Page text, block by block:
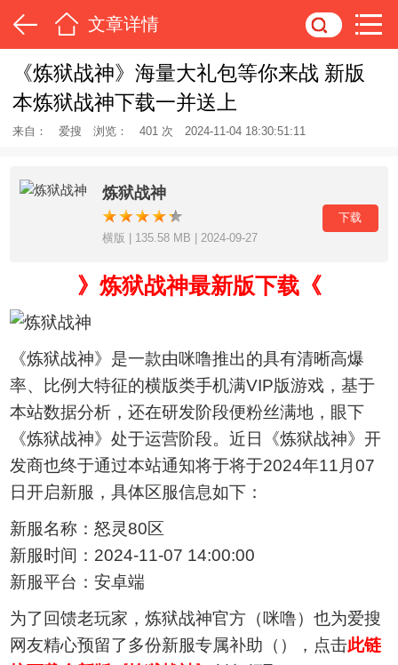
文章详情
《炼狱战神》海量大礼包等你来战 新版
本炼狱战神下载一并送上
来自： 爱搜 浏览： 401 次 2024-11-04 18:30:51:11
炼狱战神
横版 | 135.58 MB | 2024-09-27
下载
》炼狱战神最新版下载《
《炼狱战神》是一款由咪噜推出的具有清晰高爆
率、比例大特征的横版类手机满VIP版游戏，基于
本站数据分析，还在研发阶段便粉丝满地，眼下
《炼狱战神》处于运营阶段。近日《炼狱战神》开
发商也终于通过本站通知将于将于2024年11月07
日开启新服，具体区服信息如下：
新服名称：怒灵80区
新服时间：2024-11-07 14:00:00
新服平台：安卓端
为了回馈老玩家，炼狱战神官方（咪噜）也为爱搜
网友精心预留了多份新服专属补助（），点击此链